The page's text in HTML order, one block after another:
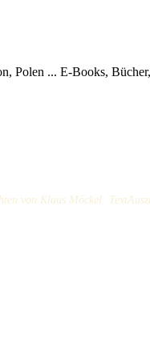
Polen ... E-Books,
von Klaus Möckel: